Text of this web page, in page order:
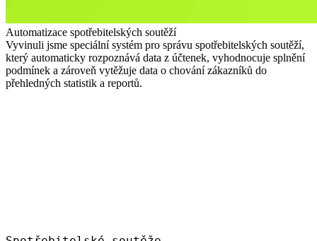
Automatizace spotřebitelských soutěží
Vyvinuli jsme speciální systém pro správu spotřebitelských soutěží,
který automaticky rozpoznává data z účtenek, vyhodnocuje splnění
podmínek a zároveň vytěžuje data o chování zákazníků do
přehledných statistik a reportů.